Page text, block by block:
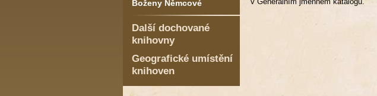
Boženy Němcové
Další dochované
knihovny
Geografické umístění
knihoven